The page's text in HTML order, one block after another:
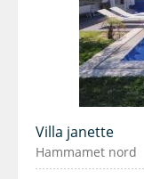
Villa janette
Hammamet nord